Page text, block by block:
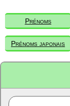
Prénoms
Prénoms japonais